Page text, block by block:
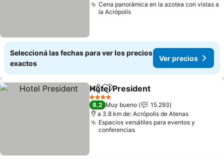
Cena panorámica en la azotea con vistas a
la Acrópolis
Seleccioná las fechas para ver los precios
exactos
Ver precios
CompartirAñadir a favoritos
Hotel President
4 Estrellas
8,2 Muy bueno
15.293
a 3.8 km de: Acrópolis de Atenas
Espacios versátiles para eventos y
conferencias